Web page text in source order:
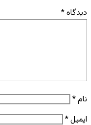
دیدگاه*
نام*
ایمیل*